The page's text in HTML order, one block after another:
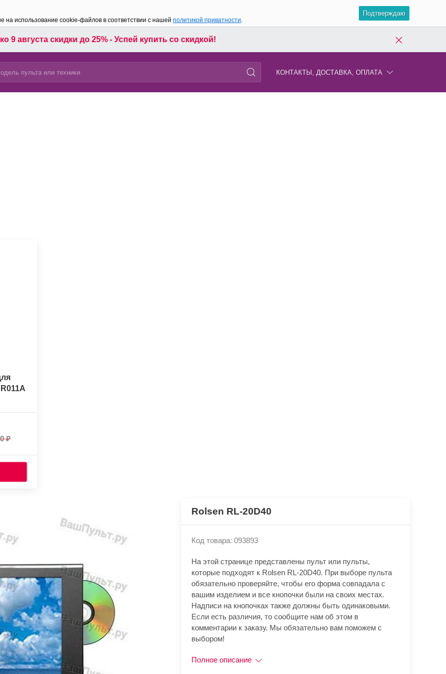
на использование cookie-файлов в соответствии с нашей политикой приватности.
Подтверждаю
9 августа скидки до 25% - Успей купить со скидкой!
КОНТАКТЫ, ДОСТАВКА, ОПЛАТА
Rolsen RL-20D40
Код товара: 093893
На этой странице представлены пульт или пульты,
которые подходят к Rolsen RL-20D40. При выборе пульта
обязательно проверяйте, чтобы его форма совпадала с
вашим изделием и все кнопочки были на своих местах.
Надписи на кнопочках также должны быть одинаковыми.
Если есть различия, то сообщите нам об этом в
комментарии к заказу. Мы обязательно вам поможем с
выбором!
Полное описание